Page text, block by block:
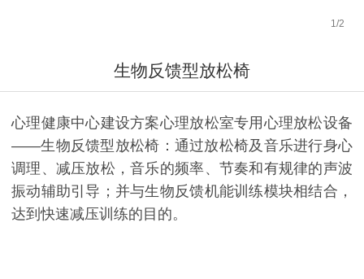
1 /2
生物反馈型放松椅
心理健康中心建设方案心理放松室专用心理放松设备
——生物反馈型放松椅：通过放松椅及音乐进行身心
调理、减压放松，音乐的频率、节奏和有规律的声波
振动辅助引导；并与生物反馈机能训练模块相结合，
达到快速减压训练的目的。